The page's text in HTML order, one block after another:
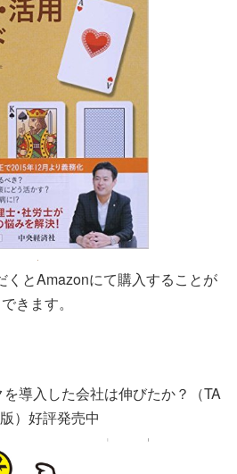
くとAmazonにて購入することが
できます。
導入した会社は伸びたか？（TA
）好評発売中